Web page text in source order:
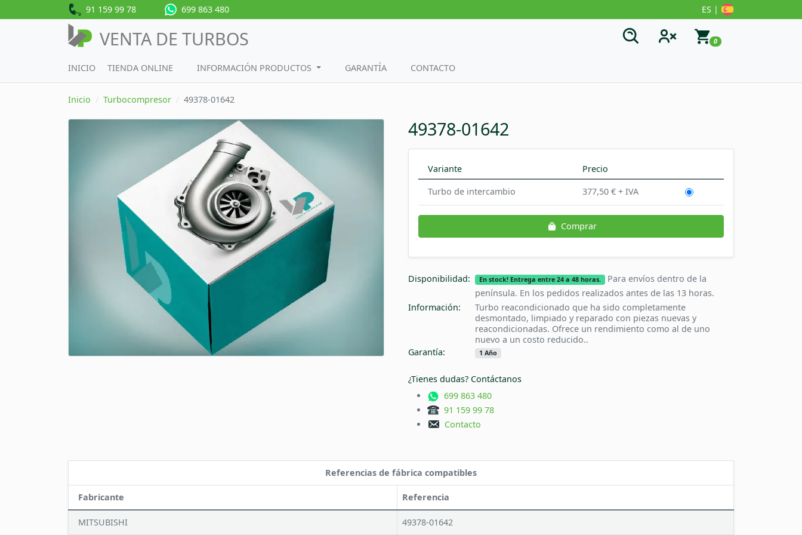
91 159 99 78 699 863 480 ES |
VENTA DE TURBOS 0
INICIO TIENDA ONLINE INFORMACIÓN PRODUCTOS GARANTÍA CONTACTO
Inicio Turbocompresor 49378-01642
49378-01642
Variante
Precio
Turbo de intercambio
377,50 € + IVA
Comprar
Disponibilidad: En stock! Entrega entre 24 a 48 horas.
Para envíos dentro de la
península. En los pedidos realizados antes de las 13 horas.
Información:
Turbo reacondicionado que ha sido completamente
desmontado, limpiado y reparado con piezas nuevas y
reacondicionadas. Ofrece un rendimiento como al de uno
nuevo a un costo reducido..
Garantía:
1 Año
¿Tienes dudas? Contáctanos
699 863 480
91 159 99 78
Contacto
Referencias de fábrica compatibles
Fabricante Referencia
MITSUBISHI 49378-01642